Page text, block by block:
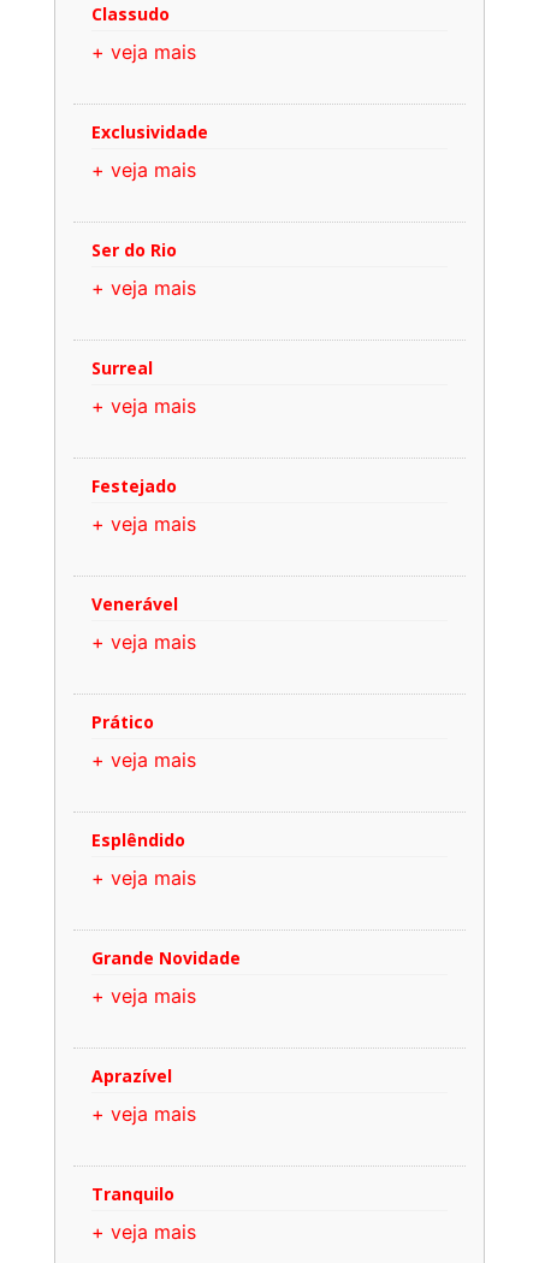
Classudo
+ veja mais
Exclusividade
+ veja mais
Ser do Rio
+ veja mais
Surreal
+ veja mais
Festejado
+ veja mais
Venerável
+ veja mais
Prático
+ veja mais
Esplêndido
+ veja mais
Grande Novidade
+ veja mais
Aprazível
+ veja mais
Tranquilo
+ veja mais